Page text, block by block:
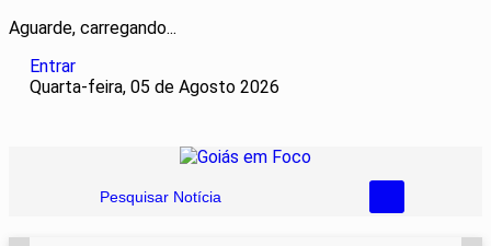
Aguarde, carregando...
Entrar
Quarta-feira, 05 de Agosto 2026
Pesquisar Notícia